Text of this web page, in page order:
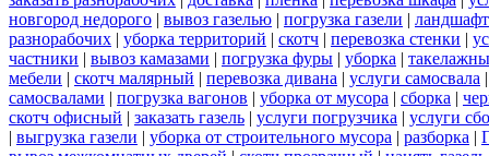
новгород недорого | вывоз газелью | погрузка газели |
разнорабочих | уборка территорий | скотч | перевозка стенки |
частники | вывоз камазами | погрузка фуры | уборка |
мебели | скотч малярный | перевозка дивана | услуги самосвала
самосвалами | погрузка вагонов | уборка от мусора | сборка |
скотч офисный | заказать газель | услуги погрузчика | услуги
| выгрузка газели | уборка от строительного мусора | разборка |